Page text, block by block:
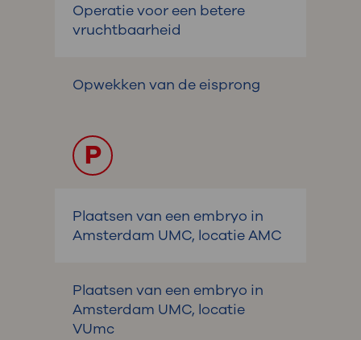
Operatie voor een betere
vruchtbaarheid
Opwekken van de eisprong
P
Plaatsen van een embryo in
Amsterdam UMC, locatie AMC
Plaatsen van een embryo in
Amsterdam UMC, locatie
VUmc